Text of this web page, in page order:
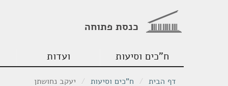
כנסת פתוחה
ח"כים וסיעות ועדות
דף הבית / ח"כים וסיעות / יעקב נחושתן